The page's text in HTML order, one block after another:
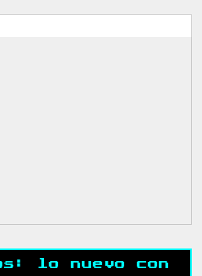
lo nuevo con